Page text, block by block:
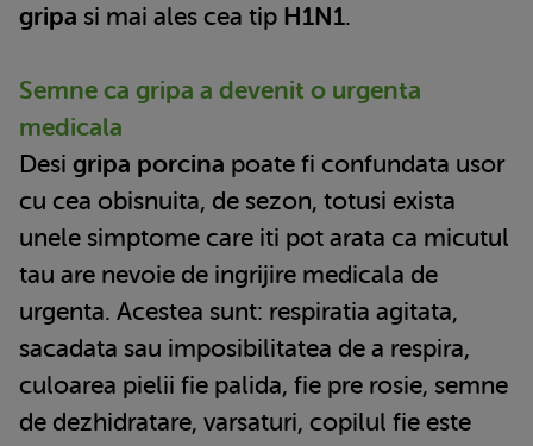
gripa si mai ales cea tip H1N1.
Semne ca gripa a devenit o urgenta
medicala
Desi gripa porcina poate fi confundata usor
cu cea obisnuita, de sezon, totusi exista
unele simptome care iti pot arata ca micutul
tau are nevoie de ingrijire medicala de
urgenta. Acestea sunt: respiratia agitata,
sacadata sau imposibilitatea de a respira,
culoarea pielii fie palida, fie pre rosie, semne
de dezhidratare, varsaturi, copilul fie este